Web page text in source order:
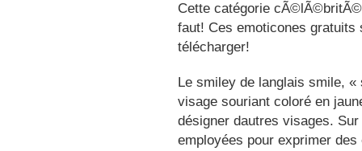
Cette catégorie
faut! Ces emoticones
télécharger!
Le smiley de langlais smile,
visage souriant coloré en
désigner dautres visages.
employées pour exprimer